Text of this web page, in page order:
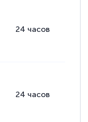
24 часов
24 часов